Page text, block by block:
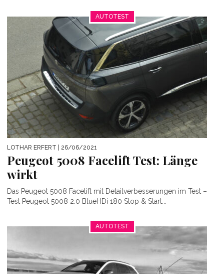
AUTOTEST
LOTHAR ERFERT | 26/06/2021
Peugeot 5008 Facelift Test: Länge
wirkt
Das Peugeot 5008 Facelift mit Detailverbesserungen im Test –
Test Peugeot 5008 2.0 BlueHDi 180 Stop & Start...
AUTOTEST